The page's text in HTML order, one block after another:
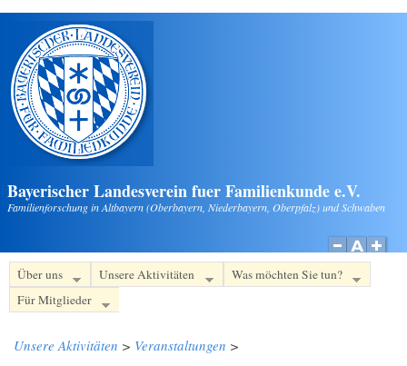
Direkt zum Inhalt
Bayerischer Landesverein fuer Familienkunde e.V.
Familienforschung in Altbayern (Oberbayern, Niederbayern, Oberpfalz) und Schwaben
Über uns Unsere Aktivitäten
Was möchten Sie tun?
Für Mitglieder
Unsere Aktivitäten > Veranstaltungen >